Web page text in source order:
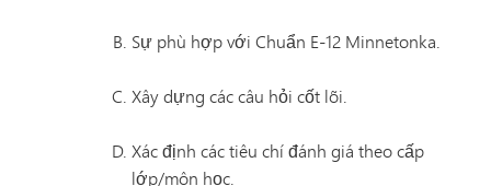
Sự phù hợp với Chuẩn E-12 Minnetonka.
Xây dựng các câu hỏi cốt lõi.
Xác định các tiêu chí đánh giá theo cấp
lớp/môn học.